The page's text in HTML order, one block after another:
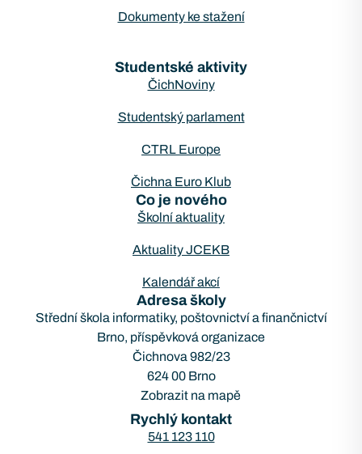
Dokumenty ke stažení
Studentské aktivity
ČichNoviny
Studentský parlament
CTRL Europe
Čichna Euro Klub
Co je nového
Školní aktuality
Aktuality JCEKB
Kalendář akcí
Adresa školy
Střední škola informatiky, poštovnictví a finančnictví
Brno, příspěvková organizace
Čichnova 982/23
624 00 Brno
Zobrazit na mapě
Rychlý kontakt
541 123 110